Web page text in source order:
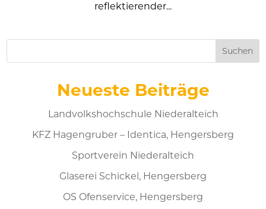
reflektierender...
Suchen
Neueste Beiträge
Landvolkshochschule Niederalteich
KFZ Hagengruber – Identica, Hengersberg
Sportverein Niederalteich
Glaserei Schickel, Hengersberg
OS Ofenservice, Hengersberg